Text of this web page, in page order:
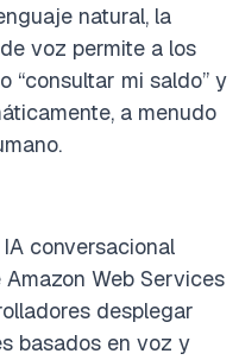
natural, la
voz permite a los
“consultar mi saldo” y
a menudo
conversacional
Web Services
desplegar
basados en voz y